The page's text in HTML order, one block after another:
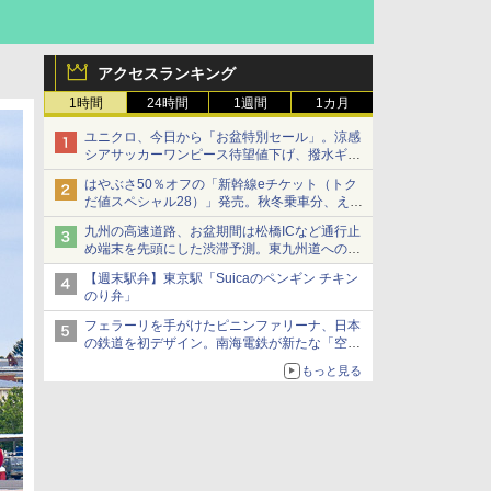
アクセスランキング
1時間 24時間 1週間 1カ月
ユニクロ、今日から「お盆特別セール」。涼感
シアサッカーワンピース待望値下げ、撥水ギア
ショーツは1990円に
はやぶさ50％オフの「新幹線eチケット（トク
だ値スペシャル28）」発売。秋冬乗車分、えき
ねっと限定
九州の高速道路、お盆期間は松橋ICなど通行止
め端末を先頭にした渋滞予測。東九州道への迂
回は料金調整を実施
【週末駅弁】東京駅「Suicaのペンギン チキン
のり弁」
フェラーリを手がけたピニンファリーナ、日本
の鉄道を初デザイン。南海電鉄が新たな「空港
もっと見る